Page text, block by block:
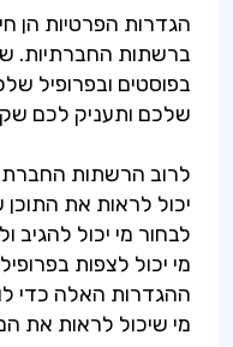
הגדרות הפרטיות הן
ברשתות החברתיות.
בפוסטים ובפרופיל
שלכם ותעניק לכם
לרוב הרשתות
יכול לראות את
לבחור מי יכול
מי יכול לצפות
ההגדרות האלה כדי
מי שיכול לראות את